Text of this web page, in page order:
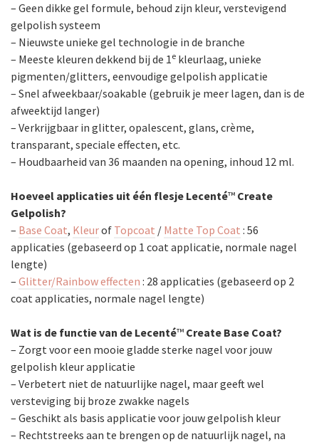
– Geen dikke gel formule, behoud zijn kleur, verstevigend
gelpolish systeem
– Nieuwste unieke gel technologie in de branche
– Meeste kleuren dekkend bij de 1e kleurlaag, unieke
pigmenten/glitters, eenvoudige gelpolish applicatie
– Snel afweekbaar/soakable (gebruik je meer lagen, dan is de
afweektijd langer)
– Verkrijgbaar in glitter, opalescent, glans, crème,
transparant, speciale effecten, etc.
– Houdbaarheid van 36 maanden na opening, inhoud 12 ml.
Hoeveel applicaties uit één flesje Lecenté™ Create
Gelpolish?
– Base Coat, Kleurof Topcoat / Matte Top Coat : 56
applicaties (gebaseerd op 1 coat applicatie, normale nagel
lengte)
– Glitter/Rainbow effecten : 28 applicaties (gebaseerd op 2
coat applicaties, normale nagel lengte)
Wat is de functie van de Lecenté™ Create Base Coat?
– Zorgt voor een mooie gladde sterke nagel voor jouw
gelpolish kleur applicatie
– Verbetert niet de natuurlijke nagel, maar geeft wel
versteviging bij broze zwakke nagels
– Geschikt als basis applicatie voor jouw gelpolish kleur
– Rechtstreeks aan te brengen op de natuurlijk nagel, na